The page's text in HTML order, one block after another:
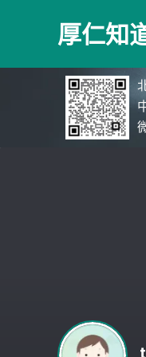
仁
知
道
厚仁知